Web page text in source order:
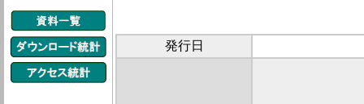
発行日